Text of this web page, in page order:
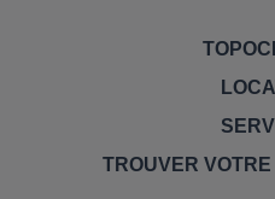
TROUVER